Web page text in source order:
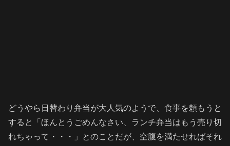
どうやら日替わり弁当が大人気のようで、食事を頼もうと
すると「ほんとうごめんなさい、ランチ弁当はもう売り切
れちゃって・・・」とのことだが、空腹を満たせればそれ